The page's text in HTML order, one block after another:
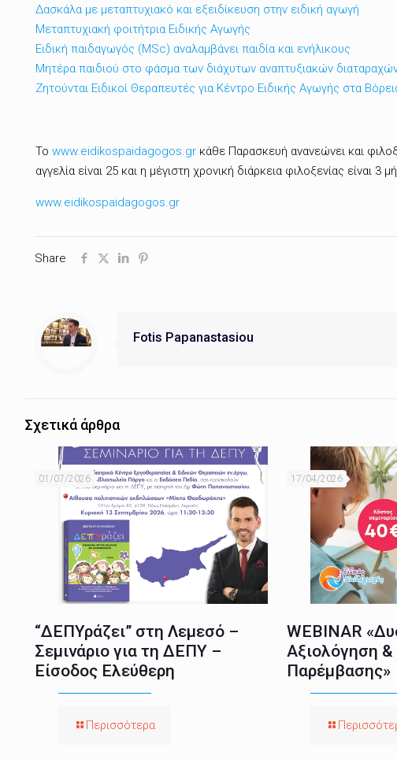
Δασκάλα με μεταπτυχιακό και εξειδίκευση στην ειδική αγωγή
Μεταπτυχιακή φοιτήτρια Ειδικής Αγωγής
Ειδική παιδαγωγός (MSc) αναλαμβάνει παιδία και ενήλικους
Μητέρα παιδιού στο φάσμα των διάχυτων αναπτυξιακών
Ζητούνται Ειδικοί Θεραπευτές για Κέντρο Ειδικής Αγωγής στα
Το www.eidikospaidagogos.grκάθε Παρασκευή ανανεώνει και
αγγελία είναι 25 και η μέγιστη χρονική διάρκεια φιλοξενίας είναι 3
www.eidikospaidagogos.gr
Share
Fotis Papanastasiou
Σχετικά άρθρα
01/07/2026
“ΔΕΠΥράζει” στη Λεμεσό –
Σεμινάριο για τη ΔΕΠΥ –
Είσοδος Ελεύθερη
Περισσότερα
17/04/2026
WEBINAR
Αξιολόγηση &
Παρέμβασης»